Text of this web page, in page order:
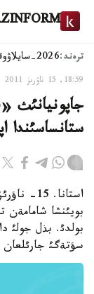
ترەند:2026-سايلاۋ
18:59, 15 ناۋرىز 2011
ستانساسئندا
استانا.
بويئنشا شامامةن
بولدئ. بذل جولئ
سؤتةگئ جارئلعان